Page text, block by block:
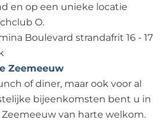
en op een unieke locatie
O.
Boulevard strandafrit 16 - 17
Zeemeeuw
of diner, maar ook voor al
bijeenkomsten bent u in
van harte welkom.